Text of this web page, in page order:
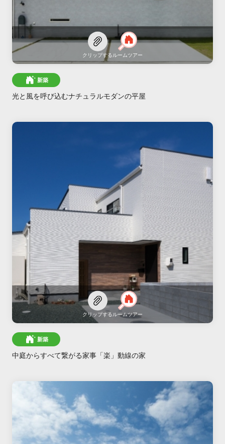
クリップするルームツアー
新築
光と風を呼び込むナチュラルモダンの平屋
クリップするルームツアー
新築
中庭からすべて繋がる家事「楽」動線の家